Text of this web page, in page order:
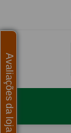
Avaliações da loja